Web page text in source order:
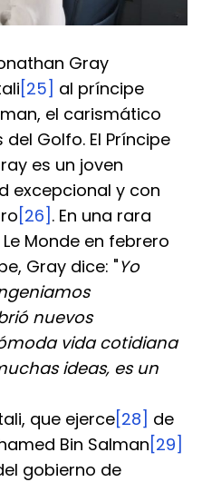
Gray
[25] al príncipe
el carismático
Golfo. El Príncipe
es un joven
excepcional y con
[26] . En una rara
Monde en febrero
Gray dice: "Yo
nuevos
vida cotidiana
ideas, es un
que ejerce[28] de
Bin Salman [29]
gobierno de